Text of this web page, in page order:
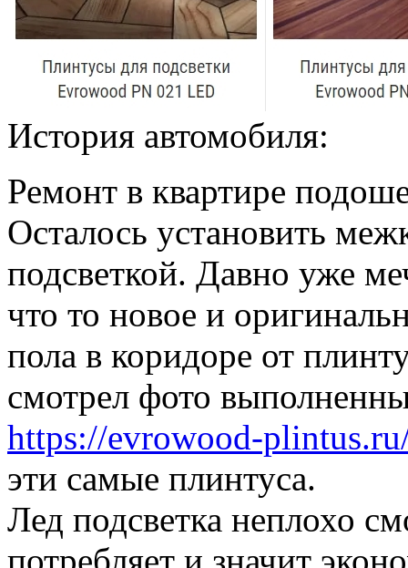
История автомобиля:
Ремонт в квартире
Осталось установить
подсветкой. Давно уже
что то новое и
пола в коридоре от
смотрел фото
https://evrowood-
эти самые плинтуса.
Лед подсветка неплохо
потребляет и значит